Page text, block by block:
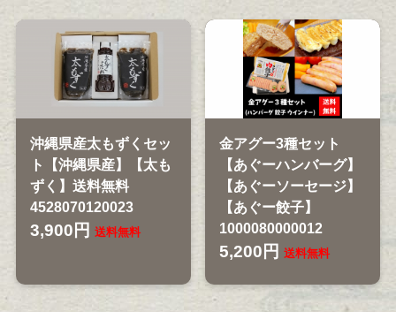
沖縄県産太もずくセッ
ト【沖縄県産】【太も
ずく】送料無料
4528070120023
3,900円 送料無料
金アグー3種セット
【あぐーハンバーグ】
【あぐーソーセージ】
【あぐー餃子】
1000080000012
5,200円 送料無料